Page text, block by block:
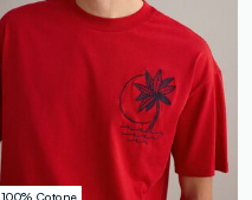
100% Cotone